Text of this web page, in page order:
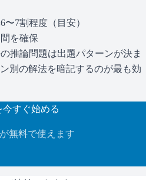
〜7割程度（目安）
を確保
推論問題は出題パターンが決ま
別の解法を暗記するのが最も効
今すぐ始める
無料で使えます